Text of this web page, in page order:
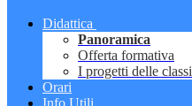
Didattica
Panoramica
Offerta formativa
I progetti delle classi
Orari